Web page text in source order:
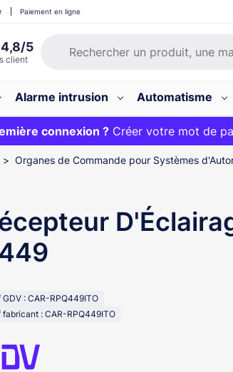
Paiement en ligne
Alarme intrusion Automatisme
OFFERT sur votre panier et livraison
connexion ?Créer votre mot de
:
Organes de Commande pour Systèmes
GDV : CAR-RPQ449ITO
fabricant : CAR-RPQ449ITO